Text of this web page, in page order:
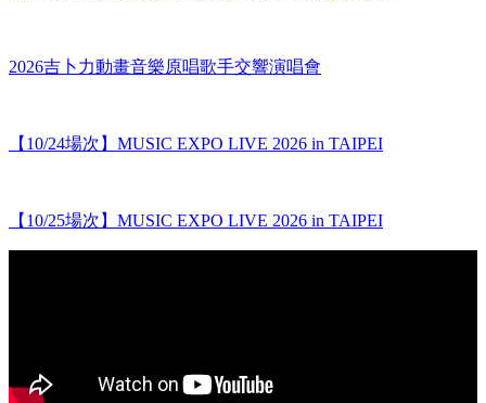
2026吉卜力動畫音樂原唱歌手交響演唱會
【10/24場次】MUSIC EXPO LIVE 2026 in TAIPEI
【10/25場次】MUSIC EXPO LIVE 2026 in TAIPEI